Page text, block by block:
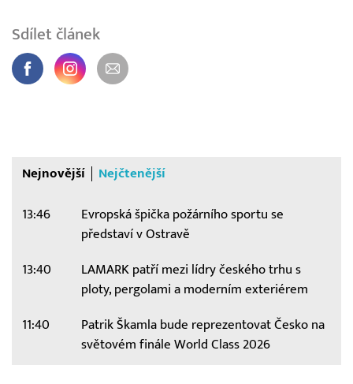
Sdílet článek
Nejnovější Nejčtenější
13:46
Evropská špička požárního sportu se
představí v Ostravě
13:40
LAMARK patří mezi lídry českého trhu s
ploty, pergolami a moderním exteriérem
11:40
Patrik Škamla bude reprezentovat Česko na
světovém finále World Class 2026